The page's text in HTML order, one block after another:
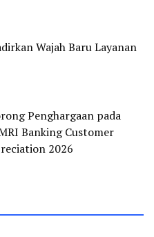
Wajah Baru Layanan
Penghargaan pada
Banking Customer
2026